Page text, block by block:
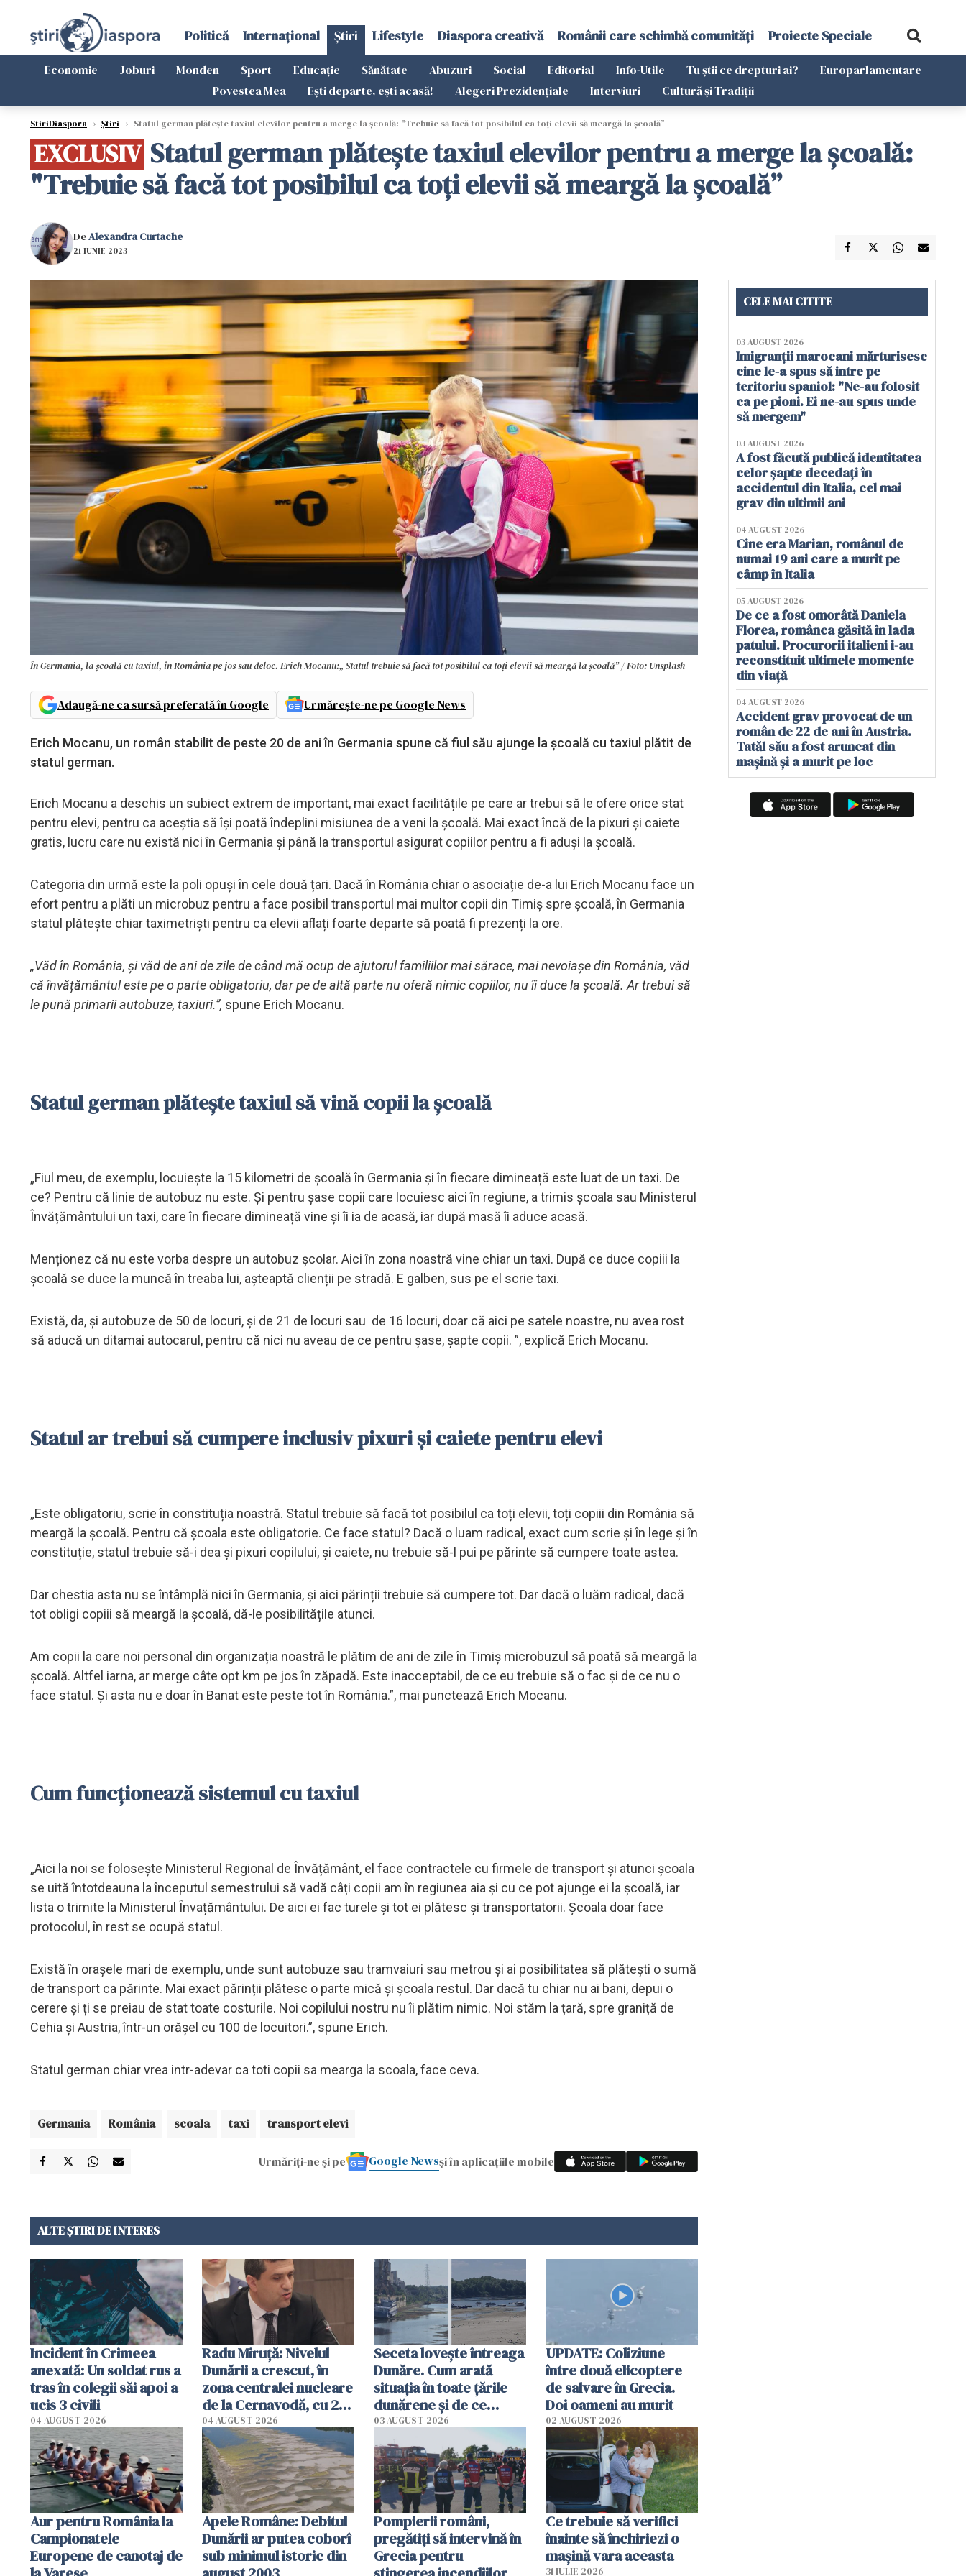
Politică Internațional Știri Lifestyle Diaspora creativă Românii care schimbă comunități Proiecte Speciale
Economie Joburi Monden Sport Educație Sănătate Abuzuri Social Editorial Info-Utile Tu știi ce drepturi ai?
Europarlamentare
Povestea Mea
Ești departe, ești acasă! Alegeri Prezidențiale Interviuri Cultură și Tradiții
StiriDiaspora › Știri › Statul german plătește taxiul elevilor pentru a merge la școală: "Trebuie să facă tot posibilul ca toți elevii să meargă la școală”
EXCLUSIV Statul german plătește taxiul elevilor pentru a merge la școală:
"Trebuie să facă tot posibilul ca toți elevii să meargă la școală”
DeAlexandra Curtache
21 IUNIE 2023
În Germania, la școală cu taxiul, în România pe jos sau deloc. Erich Mocanu:„ Statul trebuie să facă tot posibilul ca toți elevii să meargă la școală” / Foto: Unsplash
Adaugă-ne ca sursă preferată în Google Urmărește-ne pe Google News
Erich Mocanu, un român stabilit de peste 20 de ani în Germania spune că fiul său ajunge la școală cu taxiul plătit de
statul german.
Erich Mocanu a deschis un subiect extrem de important, mai exact facilitățile pe care ar trebui să le ofere orice stat
pentru elevi, pentru ca aceștia să își poată îndeplini misiunea de a veni la școală. Mai exact încă de la pixuri și caiete
gratis, lucru care nu există nici în Germania și până la transportul asigurat copiilor pentru a fi aduși la școală.
Categoria din urmă este la poli opuși în cele două țari. Dacă în România chiar o asociație de-a lui Erich Mocanu face un
efort pentru a plăti un microbuz pentru a face posibil transportul mai multor copii din Timiș spre școală, în Germania
statul plătește chiar taximetriști pentru ca elevii aflați foarte departe să poată fi prezenți la ore.
„Văd în România, și văd de ani de zile de când mă ocup de ajutorul familiilor mai sărace, mai nevoiașe din România, văd
că învățământul este pe o parte obligatoriu, dar pe de altă parte nu oferă nimic copiilor, nu îi duce la școală. Ar trebui să
le pună primarii autobuze, taxiuri.”, spune Erich Mocanu.
Statul german plătește taxiul să vină copii la școală
„Fiul meu, de exemplu, locuiește la 15 kilometri de școală în Germania și în fiecare dimineață este luat de un taxi. De
ce? Pentru că linie de autobuz nu este. Și pentru șase copii care locuiesc aici în regiune, a trimis școala sau Ministerul
Învățământului un taxi, care în fiecare dimineață vine și îi ia de acasă, iar după masă îi aduce acasă.
Menționez că nu este vorba despre un autobuz școlar. Aici în zona noastră vine chiar un taxi. După ce duce copiii la
școală se duce la muncă în treaba lui, așteaptă clienții pe stradă. E galben, sus pe el scrie taxi.
Există, da, și autobuze de 50 de locuri, și de 21 de locuri sau de 16 locuri, doar că aici pe satele noastre, nu avea rost
să aducă un ditamai autocarul, pentru că nici nu aveau de ce pentru șase, șapte copii. ”, explică Erich Mocanu.
Statul ar trebui să cumpere inclusiv pixuri și caiete pentru elevi
„Este obligatoriu, scrie în constituția noastră. Statul trebuie să facă tot posibilul ca toți elevii, toți copiii din România să
meargă la școală. Pentru că școala este obligatorie. Ce face statul? Dacă o luam radical, exact cum scrie și în lege și în
constituție, statul trebuie să-i dea și pixuri copilului, și caiete, nu trebuie să-l pui pe părinte să cumpere toate astea.
Dar chestia asta nu se întâmplă nici în Germania, și aici părinții trebuie să cumpere tot. Dar dacă o luăm radical, dacă
tot obligi copiii să meargă la școală, dă-le posibilitățile atunci.
Am copii la care noi personal din organizația noastră le plătim de ani de zile în Timiș microbuzul să poată să meargă la
școală. Altfel iarna, ar merge câte opt km pe jos în zăpadă. Este inacceptabil, de ce eu trebuie să o fac și de ce nu o
face statul. Și asta nu e doar în Banat este peste tot în România.”, mai punctează Erich Mocanu.
Cum funcționează sistemul cu taxiul
„Aici la noi se folosește Ministerul Regional de Învățământ, el face contractele cu firmele de transport și atunci școala
se uită întotdeauna la începutul semestrului să vadă câți copii am în regiunea aia și cu ce pot ajunge ei la școală, iar
lista o trimite la Ministerul Învațământului. De aici ei fac turele și tot ei plătesc și transportatorii. Școala doar face
protocolul, în rest se ocupă statul.
Există în orașele mari de exemplu, unde sunt autobuze sau tramvaiuri sau metrou și ai posibilitatea să plătești o sumă
de transport ca părinte. Mai exact părinții plătesc o parte mică și școala restul. Dar dacă tu chiar nu ai bani, depui o
cerere și ți se preiau de stat toate costurile. Noi copilului nostru nu îi plătim nimic. Noi stăm la țară, spre graniță de
Cehia și Austria, într-un orășel cu 100 de locuitori.”, spune Erich.
Statul german chiar vrea intr-adevar ca toti copii sa mearga la scoala, face ceva.
Germania România scoala taxi transport elevi
Urmăriți-ne și pe Google Newsși în aplicațiile mobile
ALTE ȘTIRI DE INTERES
Incident în Crimeea
anexată: Un soldat rus a
tras în colegii săi apoi a
ucis 3 civili
04 AUGUST 2026
Radu Miruţă: Nivelul
Dunării a crescut, în
zona centralei nucleare
de la Cernavodă, cu 2
cm faţă de ziua trecută
04 AUGUST 2026
Seceta lovește întreaga
Dunăre. Cum arată
situația în toate țările
dunărene și de ce
România resimte
efectele, deși a plouat
în iulie
03 AUGUST 2026
UPDATE: Coliziune
între două elicoptere
de salvare în Grecia.
Doi oameni au murit
02 AUGUST 2026
Aur pentru România la
Campionatele
Europene de canotaj de
Apele Române: Debitul
Dunării ar putea coborî
sub minimul istoric din
Pompierii români,
pregătiţi să intervină în
Grecia pentru
Ce trebuie să verifici
înainte să închiriezi o
mașină vara aceasta
31 IULIE 2026
CELE MAI CITITE
03 AUGUST 2026
Imigranții marocani mărturisesc
cine le-a spus să intre pe
teritoriu spaniol: "Ne-au folosit
ca pe pioni. Ei ne-au spus unde
să mergem"
03 AUGUST 2026
A fost făcută publică identitatea
celor șapte decedați în
accidentul din Italia, cel mai
grav din ultimii ani
04 AUGUST 2026
Cine era Marian, românul de
numai 19 ani care a murit pe
câmp în Italia
05 AUGUST 2026
De ce a fost omorâtă Daniela
Florea, românca găsită în lada
patului. Procurorii italieni i-au
reconstituit ultimele momente
din viață
04 AUGUST 2026
Accident grav provocat de un
român de 22 de ani în Austria.
Tatăl său a fost aruncat din
mașină și a murit pe loc